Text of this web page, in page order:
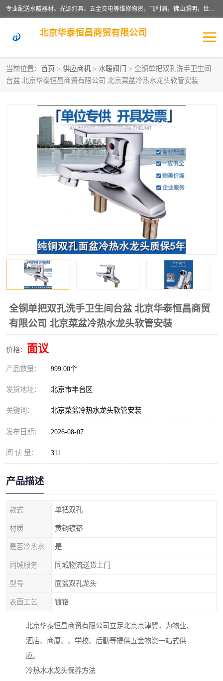
专业配送水暖器材、光源灯具、五金交电等维修物资，飞利浦，佛山照明，世达，博世，九牧，特陶等各产品涉及国内外知名品牌。公司专注与物业、学校、酒店、工厂等单位合作，提供一站式配送服务，降低客户综合成本。依托电子商务改变传统模式，以专业的团队为客户提供24H物资配送到达，货到月结、统一开票，便捷退换等服务，提高了企业的运营效率。
北京华泰恒昌商贸有限公司
当前位置： 首页 > 供应商机 > 水暖阀门
> 全铜单把双孔洗手卫生间
台盆 北京华泰恒昌商贸有限公司 北京菜盆冷热水龙头软管安装
全铜单把双孔洗手卫生间台盆 北京华泰恒昌商贸
有限公司 北京菜盆冷热水龙头软管安装
价格： 面议
产品数量： 999.00个
发货地址： 北京市丰台区
关键词： 北京菜盆冷热水龙头软管安装
发布日期： 2026-08-07
阅 读 量： 311
产品描述
款式 单把双孔
材质 黄铜镀铬
是否冷热水 是
同城服务 同城物流送货上门
型号 面盆双孔龙头
表面工艺 镀铬
北京华泰恒昌商贸有限公司立足北京京津冀，为物业、
酒店、商厦、、学校、后勤等提供五金物资一站式供
应。
冷热水水龙头保养方法
水暖阀门 电料灯饰
涂料辅材